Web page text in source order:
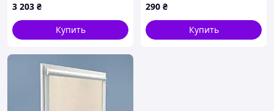
серая
3 203 ₴
Купить
290 ₴
Купить